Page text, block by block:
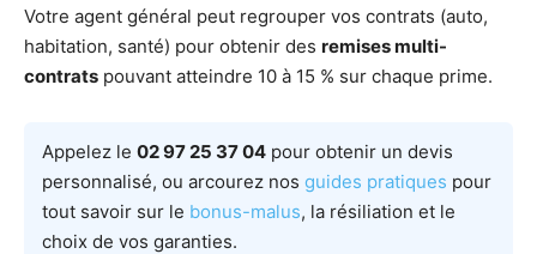
Votre agent général peut regrouper vos contrats (auto,
habitation, santé) pour obtenir des remises multi-
contrats pouvant atteindre 10 à 15 % sur chaque prime.
Appelez le 02 97 25 37 04 pour obtenir un devis
personnalisé, ou arcourez nos guides pratiques pour
tout savoir sur le bonus-malus, la résiliation et le
choix de vos garanties.